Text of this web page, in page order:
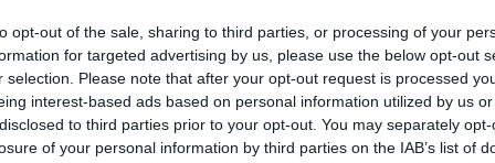
opt-out of the sale, sharing to third parties, or processing of your
for targeted advertising by us, please use the below opt-out
selection. Please note that after your opt-out request is processed
interest-based ads based on personal information utilized by us
to third parties prior to your opt-out. You may separately
of your personal information by third parties on the IAB’s list of
nem veszi fel a Marvel a kesztyűt. Pedig az
és népének víz alatti világa bőven kínált volna
látványt kapunk, nagyjából az 1999-es Baljós
az igen jónak számított) és, persze, szigorúan olyan
íve, de az utólag beledobált karakterek (ilyennek